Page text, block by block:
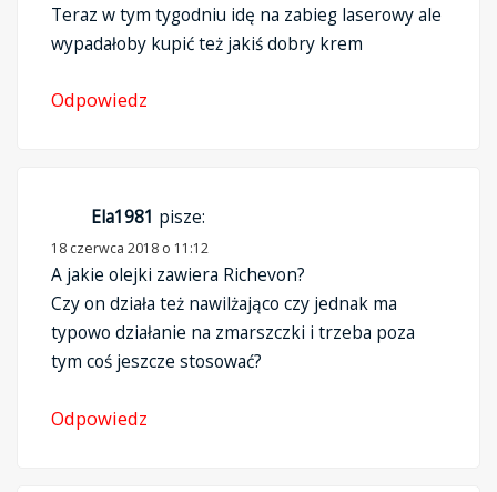
Teraz w tym tygodniu idę na zabieg laserowy ale
wypadałoby kupić też jakiś dobry krem
Odpowiedz
Ela1981 pisze:
18 czerwca 2018 o 11:12
A jakie olejki zawiera Richevon?
Czy on działa też nawilżająco czy jednak ma
typowo działanie na zmarszczki i trzeba poza
tym coś jeszcze stosować?
Odpowiedz